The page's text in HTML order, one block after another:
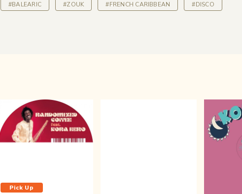
#BALEARIC #ZOUK #FRENCH CARIBBEAN #DISCO
Pick Up